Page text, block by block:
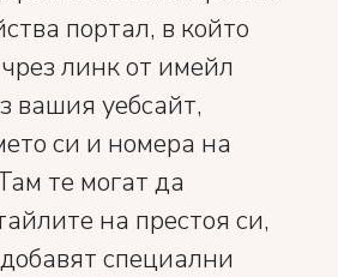
портал, в който
линк от имейл
вашия уебсайт,
си и номера на
те могат да
на престоя си,
специални